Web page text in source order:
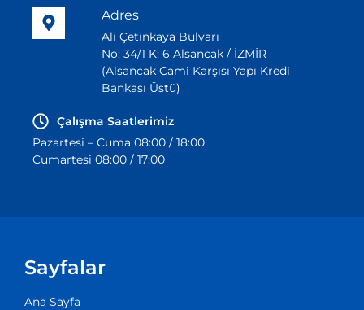
Adres
Ali Çetinkaya Bulvarı
No: 34/1 K: 6 Alsancak / İZMİR
(Alsancak Cami Karşısı Yapı Kredi
Bankası Üstü)
Çalışma Saatlerimiz
Pazartesi – Cuma 08:00 / 18:00
Cumartesi 08:00 / 17:00
Sayfalar
Ana Sayfa